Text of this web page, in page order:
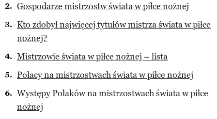
Gospodarze mistrzostw świata w piłce nożnej
Kto zdobył najwięcej tytułów mistrza świata w piłce
nożnej?
Mistrzowie świata w piłce nożnej – lista
Polacy na mistrzostwach świata w piłce nożnej
Występy Polaków na mistrzostwach świata w piłce
nożnej